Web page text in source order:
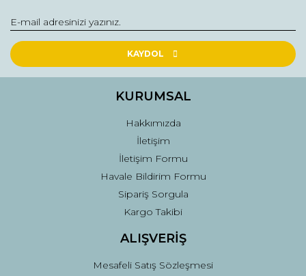
KAYDOL
KURUMSAL
Hakkımızda
İletişim
İletişim Formu
Havale Bildirim Formu
Sipariş Sorgula
Kargo Takibi
ALIŞVERİŞ
Mesafeli Satış Sözleşmesi